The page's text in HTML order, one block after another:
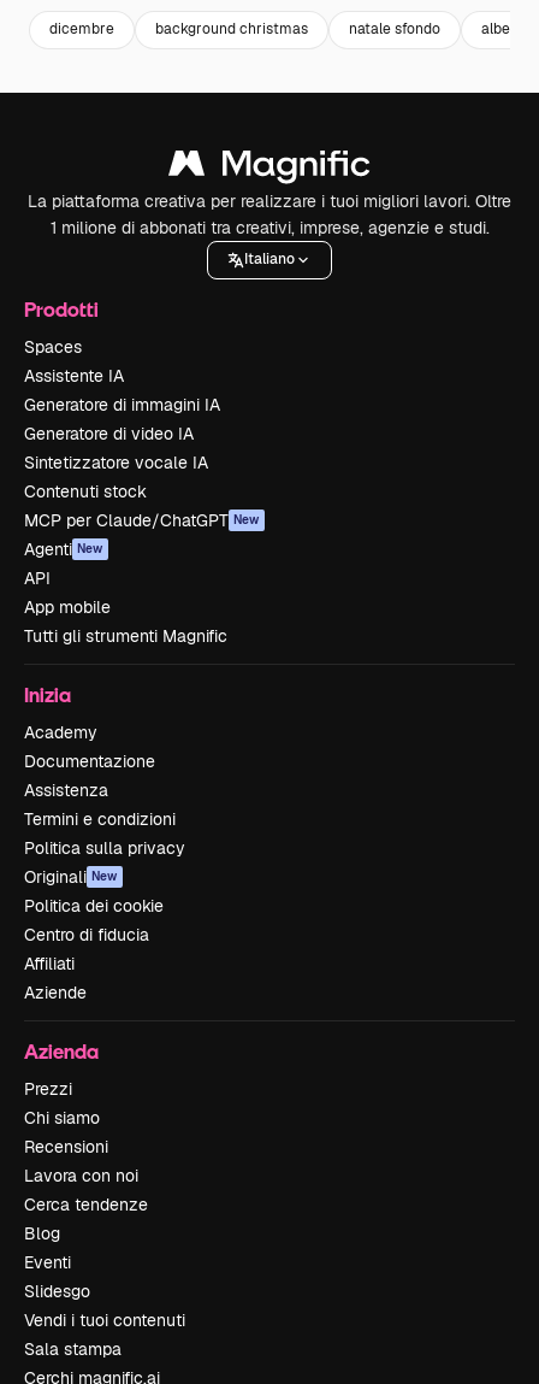
dicembre background christmas natale sfondo albero
La piattaforma creativa per realizzare i tuoi migliori lavori. Oltre
1 milione di abbonati tra creativi, imprese, agenzie e studi.
Italiano
Prodotti
Spaces
Assistente IA
Generatore di immagini IA
Generatore di video IA
Sintetizzatore vocale IA
Contenuti stock
MCP per Claude/ChatGPT New
Agenti New
API
App mobile
Tutti gli strumenti Magnific
Inizia
Academy
Documentazione
Assistenza
Termini e condizioni
Politica sulla privacy
Originali New
Politica dei cookie
Centro di fiducia
Affiliati
Aziende
Azienda
Prezzi
Chi siamo
Recensioni
Lavora con noi
Cerca tendenze
Blog
Eventi
Slidesgo
Vendi i tuoi contenuti
Sala stampa
Cerchi magnific.ai